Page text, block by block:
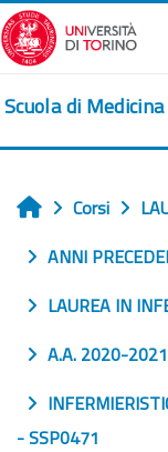
Vai al contenuto
Scuola di Medicina
Home
Corsi
ANNI
LAUREA IN
A.A. 2020-2021
- SSP0471